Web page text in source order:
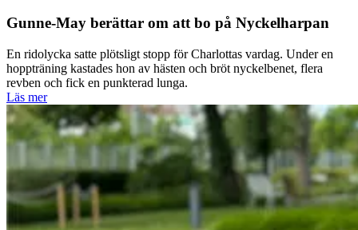
Gunne-May berättar om att bo på Nyckelharpan
En ridolycka satte plötsligt stopp för Charlottas vardag. Under en
hoppträning kastades hon av hästen och bröt nyckelbenet, flera
revben och fick en punkterad lunga.
Läs mer